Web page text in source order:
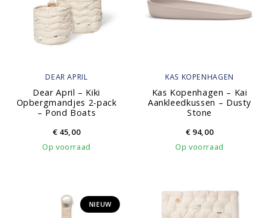
DEAR APRIL
Dear April – Kiki
Opbergmandjes 2-pack
– Pond Boats
€45,00
Op voorraad
KAS KOPENHAGEN
Kas Kopenhagen – Kai
Aankleedkussen – Dusty
Stone
€94,00
Op voorraad
NIEUW